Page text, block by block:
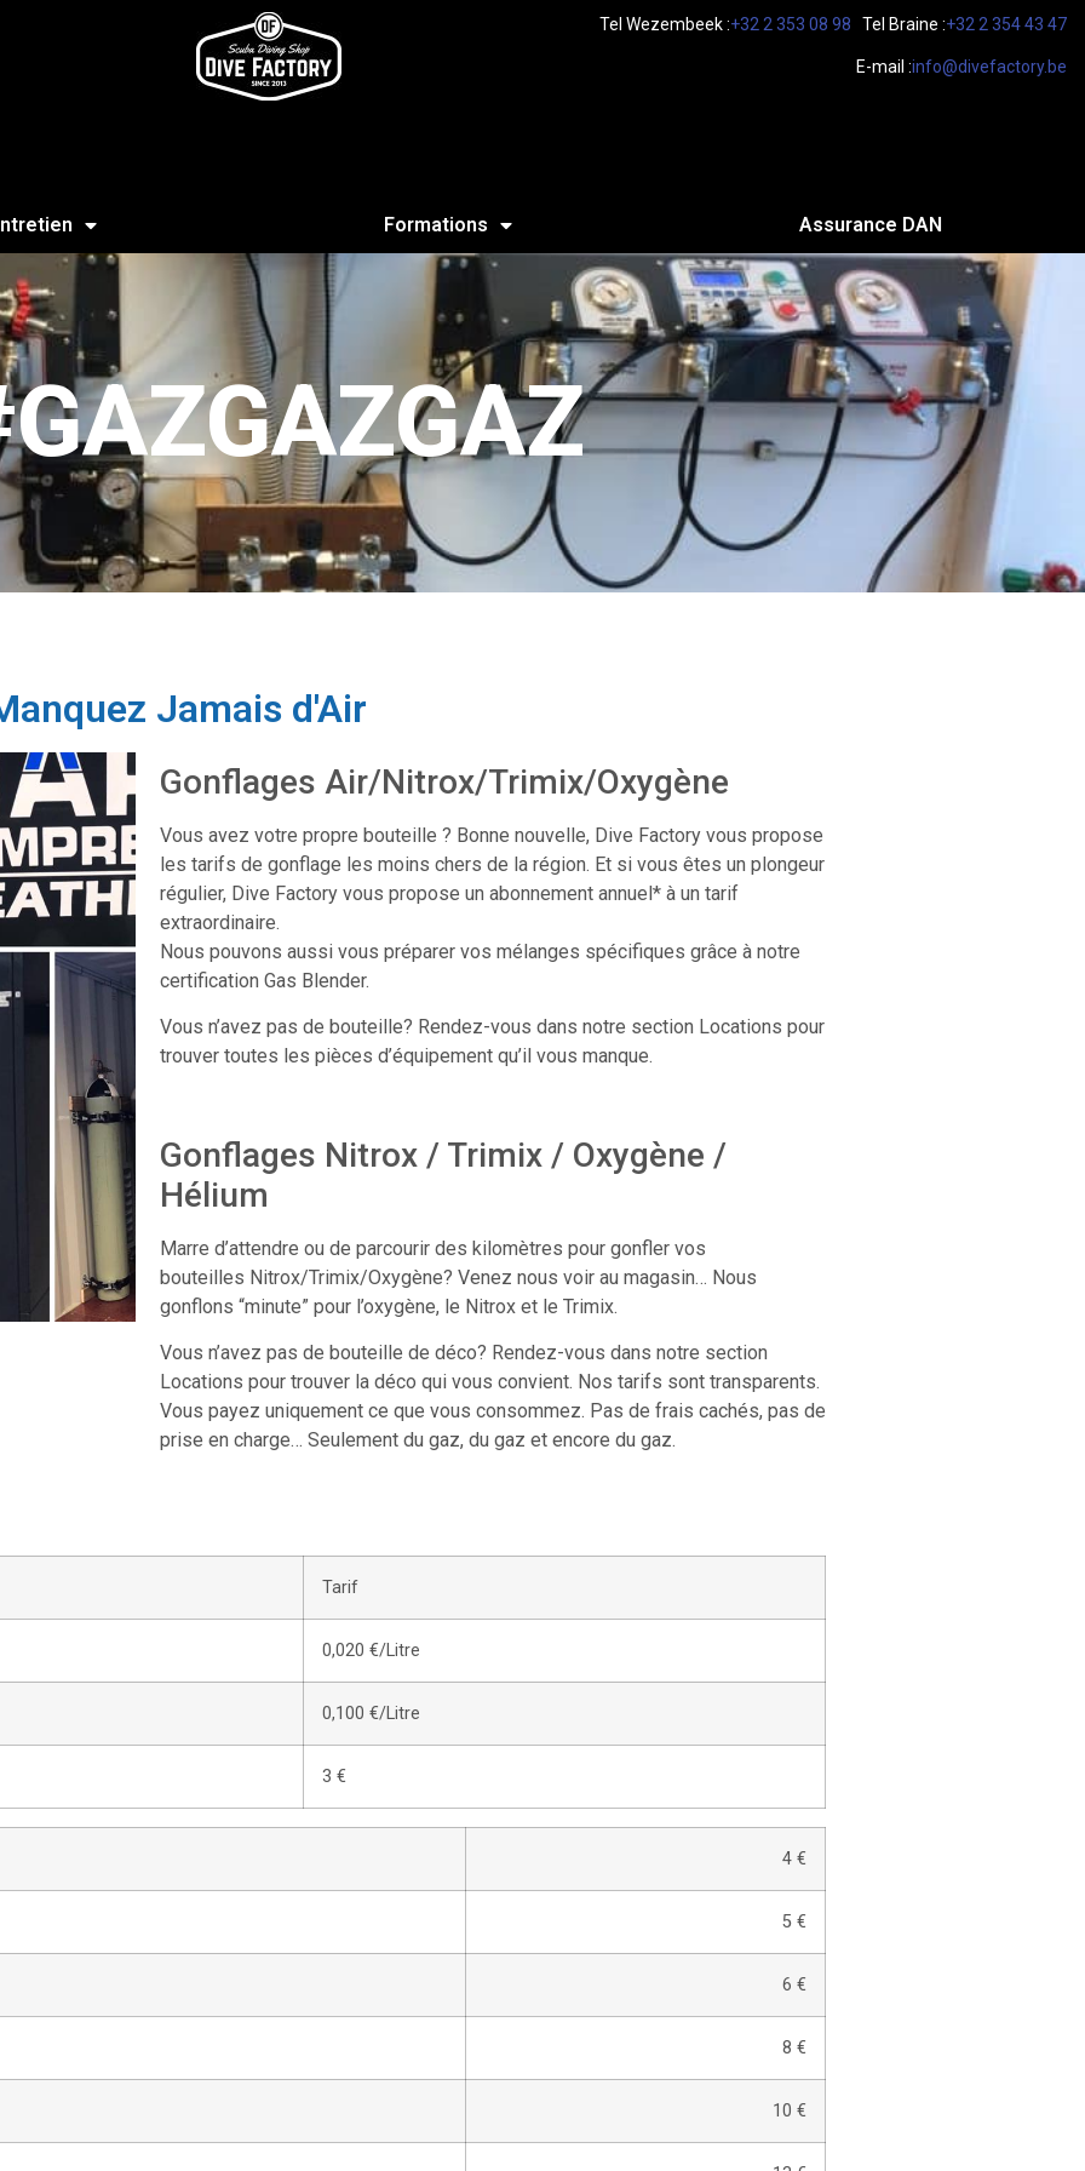
Tel Wezembeek :+32 2 353 08 98Tel Braine :+32 2 354 43 47
E-mail :info@divefactory.be
Formations Assurance DAN
Jamais d'Air
Gonflages Air/Nitrox/Trimix/Oxygène
Vous avez votre propre bouteille ? Bonne nouvelle, Dive Factory vous propose
les tarifs de gonflage les moins chers de la région. Et si vous êtes un plongeur
régulier, Dive Factory vous propose un abonnement annuel* à un tarif
extraordinaire.
Nous pouvons aussi vous préparer vos mélanges spécifiques grâce à notre
certification Gas Blender.
Vous n’avez pas de bouteille? Rendez-vous dans notre section Locations pour
trouver toutes les pièces d’équipement qu’il vous manque.
Gonflages Nitrox / Trimix / Oxygène /
Hélium
Marre d’attendre ou de parcourir des kilomètres pour gonfler vos
bouteilles Nitrox/Trimix/Oxygène? Venez nous voir au magasin… Nous
gonflons “minute” pour l’oxygène, le Nitrox et le Trimix.
Vous n’avez pas de bouteille de déco? Rendez-vous dans notre section
Locations pour trouver la déco qui vous convient. Nos tarifs sont transparents.
Vous payez uniquement ce que vous consommez. Pas de frais cachés, pas de
prise en charge… Seulement du gaz, du gaz et encore du gaz.
Tarif
0,020 €/Litre
0,100 €/Litre
3 €
4 €
5 €
6 €
8 €
10 €